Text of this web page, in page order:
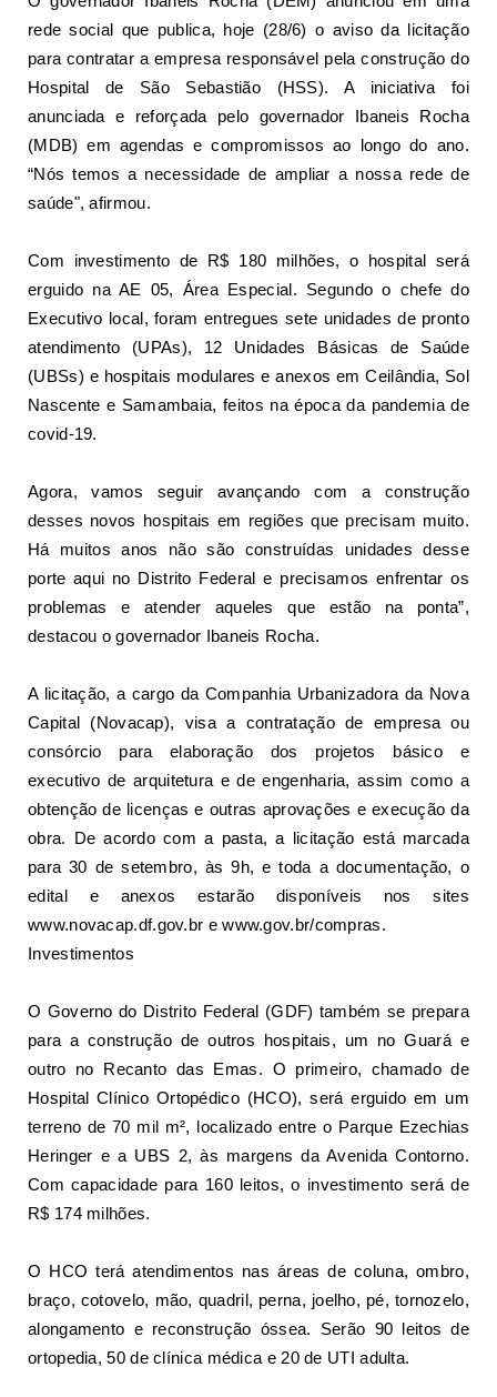
rede social que publica, hoje (28/6) o aviso da licitação
para contratar a empresa responsável pelaconstrução do
Hospital de São Sebastião (HSS). A iniciativa foi
anunciada e reforçada pelo governador Ibaneis Rocha
(MDB) em agendas e compromissos ao longo do ano.
“Nós temos a necessidade de ampliar a nossa rede de
saúde", afirmou.
Com investimento de R$ 180 milhões, o hospital será
erguido na AE 05, Área Especial. Segundo o chefe do
Executivo local, foram entregues sete unidades de pronto
atendimento (UPAs), 12 Unidades Básicas de Saúde
(UBSs) e hospitais modulares e anexos em Ceilândia, Sol
Nascente e Samambaia, feitos na época da pandemia de
covid-19.
Agora, vamos seguir avançando com a construção
desses novos hospitais em regiões que precisam muito.
Há muitos anos não são construídas unidades desse
porte aqui no Distrito Federal e precisamos enfrentar os
problemas e atender aqueles que estão na ponta”,
destacou o governador Ibaneis Rocha.
A licitação, a cargo da Companhia Urbanizadora da Nova
Capital (Novacap), visa a contratação de empresa ou
consórcio para elaboração dos projetos básico e
executivo de arquitetura e de engenharia, assim como a
obtenção de licenças e outras aprovações e execução da
obra. De acordo com a pasta, a licitação está marcada
para 30 de setembro, às 9h, e toda a documentação, o
edital e anexos estarão disponíveis nos sites
www.novacap.df.gov.br ewww.gov.br/compras.
Investimentos
O Governo do Distrito Federal (GDF) também se prepara
para aconstrução de outros hospitais, um no Guará e
outro no Recanto das Emas. O primeiro, chamado de
Hospital Clínico Ortopédico (HCO), será erguido em um
terreno de 70 mil m², localizado entre o Parque Ezechias
Heringer e a UBS 2, às margens da Avenida Contorno.
Com capacidade para 160 leitos, o investimento será de
R$ 174 milhões.
O HCO terá atendimentos nas áreas de coluna, ombro,
braço, cotovelo, mão, quadril, perna, joelho, pé, tornozelo,
alongamento e reconstrução óssea. Serão 90 leitos de
ortopedia, 50 de clínica médica e 20 de UTI adulta.